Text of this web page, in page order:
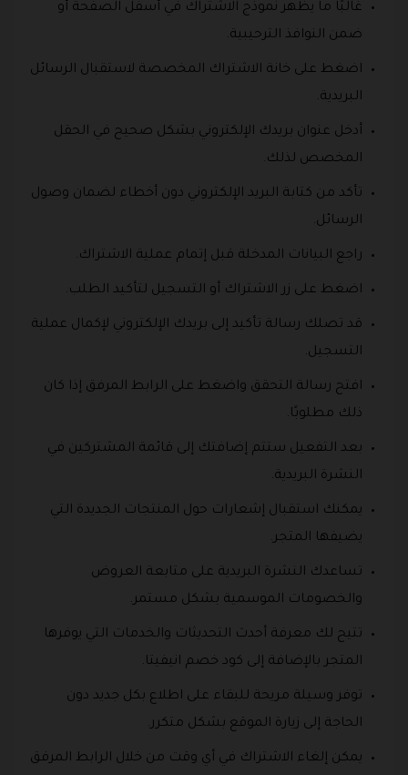
غالبًا ما يظهر نموذج الاشتراك في أسفل الصفحة أو
ضمن النوافذ الترحيبية.
اضغط على خانة الاشتراك المخصصة لاستقبال الرسائل
البريدية.
أدخل عنوان بريدك الإلكتروني بشكل صحيح في الحقل
المخصص لذلك.
تأكد من كتابة البريد الإلكتروني دون أخطاء لضمان وصول
الرسائل.
راجع البيانات المدخلة قبل إتمام عملية الاشتراك.
اضغط على زر الاشتراك أو التسجيل لتأكيد الطلب.
قد تصلك رسالة تأكيد إلى بريدك الإلكتروني لإكمال عملية
التسجيل.
افتح رسالة التحقق واضغط على الرابط المرفق إذا كان
ذلك مطلوبًا.
بعد التفعيل ستتم إضافتك إلى قائمة المشتركين في
النشرة البريدية.
يمكنك استقبال إشعارات حول المنتجات الجديدة التي
يضيفها المتجر.
تساعدك النشرة البريدية على متابعة العروض
والخصومات الموسمية بشكل مستمر.
تتيح لك معرفة أحدث التحديثات والخدمات التي يوفرها
المتجر بالإضافة إلى كود خصم انيفيتا.
توفر وسيلة مريحة للبقاء على اطلاع بكل جديد دون
الحاجة إلى زيارة الموقع بشكل متكرر.
يمكن إلغاء الاشتراك في أي وقت من خلال الرابط المرفق